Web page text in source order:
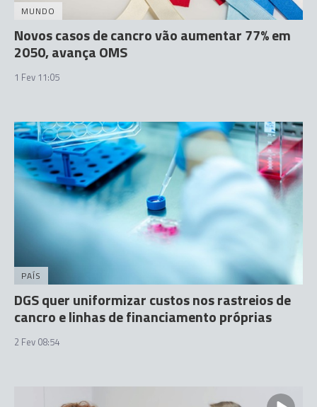
MUNDO
Novos casos de cancro vão aumentar 77% em
2050, avança OMS
1 Fev 11:05
PAÍS
DGS quer uniformizar custos nos rastreios de
cancro e linhas de financiamento próprias
2 Fev 08:54